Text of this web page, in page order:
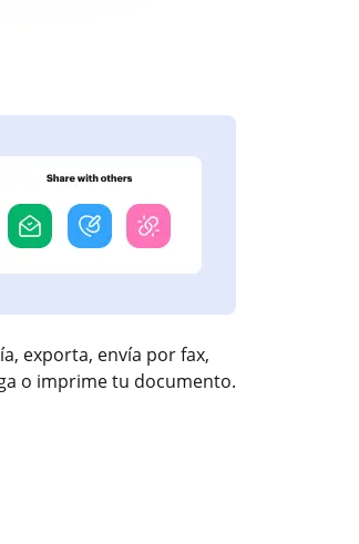
exporta, envía por fax,
o imprime tu documento.